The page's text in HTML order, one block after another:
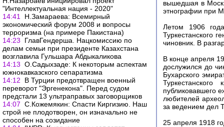
"Интеллектуальная нация - 2020"
14:41
Н.Замараева: Всемирный
экономический форум 2008 и вопросы
терроризма (на примере Пакистана)
14:23
ГлавГендерша. Нацкомиссию по
делам семьи при президенте Казахстана
возглавила Гульшара Абдыкаликова
14:13 О.Садыхзаде: К некоторым аспектам
южнокавказского сепаратизма
14:12
В Турции предотвращен военный
переворот "Эргенекона". Перед судом
предстали 13 ультраправых заговорщиков
14:07 С.Кожемякин: Спасти Киргизию. Наш
строй не плодотворен, он изначально не
способен на созидание
вышедшая в
этнографии при
Летом 1906
Туркестанского
чиновник. В
В конце апреля
дослужился до
Бухарского
публиковавшего
любителей
за ведением дел
25 апреля 1918